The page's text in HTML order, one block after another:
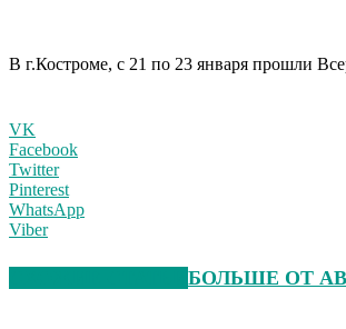
В г.Костроме, с 21 по 23 января прошли
VK
Facebook
Twitter
Pinterest
WhatsApp
Viber
БОЛЬШЕ ОТ